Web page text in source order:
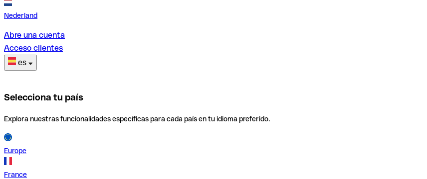
Nederland
Abre una cuenta
Acceso clientes
es
Selecciona tu país
Explora nuestras funcionalidades específicas para cada país en tu idioma preferido.
Europe
France